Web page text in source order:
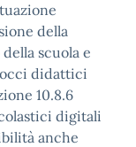
della
scuola e
didattici
10.8.6
digitali
anche